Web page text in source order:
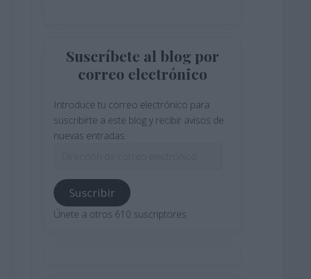
Suscríbete al blog por
correo electrónico
Introduce tu correo electrónico para
suscribirte a este blog y recibir avisos de
nuevas entradas.
correo
electrónico
Suscribir
Únete a otros 610 suscriptores